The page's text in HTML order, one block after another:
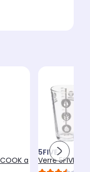
a
5FIVE
Verre 5FIVE